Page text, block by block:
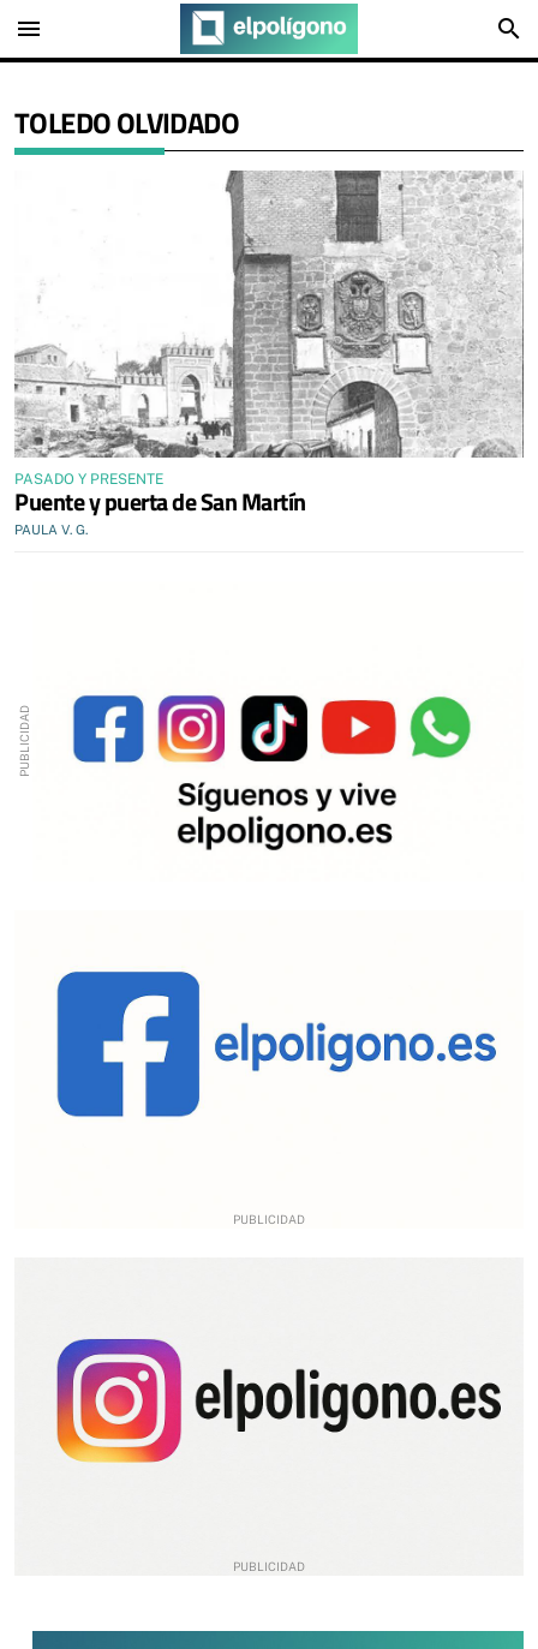
menu search
TOLEDO OLVIDADO
PASADO Y PRESENTE
Puente y puerta de San Martín
PAULA V. G.